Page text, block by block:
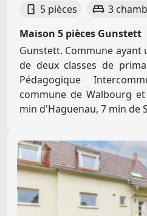
5 pièces 3
Maison 5 pièces Gunstett
Gunstett. Commune ayant
de deux classes de
Pédagogique
commune de Walbourg
min d'Haguenau, 7 min de